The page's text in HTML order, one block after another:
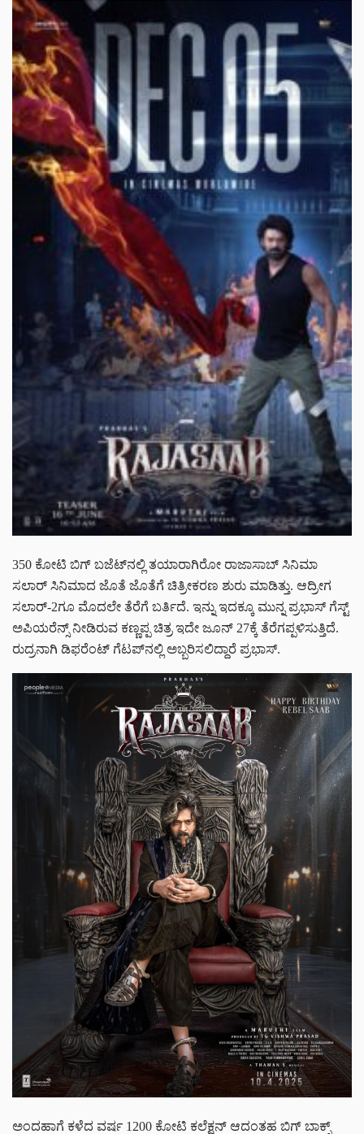
350 ಕೋಟಿ ಬಿಗ್ ಬಜೆಟ್‌‌ನಲ್ಲಿ ತಯಾರಾಗಿರೋ ರಾಜಾಸಾಬ್ ಸಿನಿಮಾ
ಸಲಾರ್ ಸಿನಿಮಾದ ಜೊತೆ ಜೊತೆಗೆ ಚಿತ್ರೀಕರಣ ಶುರು ಮಾಡಿತ್ತು. ಆದ್ರೀಗ
ಸಲಾರ್-2ಗೂ ಮೊದಲೇ ತೆರೆಗೆ ಬರ್ತಿದೆ. ಇನ್ನು ಇದಕ್ಕೂ ಮುನ್ನ ಪ್ರಭಾಸ್ ಗೆಸ್ಟ್
ಅಪಿಯರೆನ್ಸ್ ನೀಡಿರುವ ಕಣ್ಣಪ್ಪ ಚಿತ್ರ ಇದೇ ಜೂನ್ 27ಕ್ಕೆ ತೆರೆಗಪ್ಪಳಿಸುತ್ತಿದೆ.
ರುದ್ರನಾಗಿ ಡಿಫರೆಂಟ್ ಗೆಟಪ್‌‌ನಲ್ಲಿ ಅಬ್ಬರಿಸಲಿದ್ದಾರೆ ಪ್ರಭಾಸ್.
ಅಂದಹಾಗೆ ಕಳೆದ ವರ್ಷ 1200 ಕೋಟಿ ಕಲೆಕ್ಷನ್ ಆದಂತಹ ಬಿಗ್ ಬಾಕ್ಸ್